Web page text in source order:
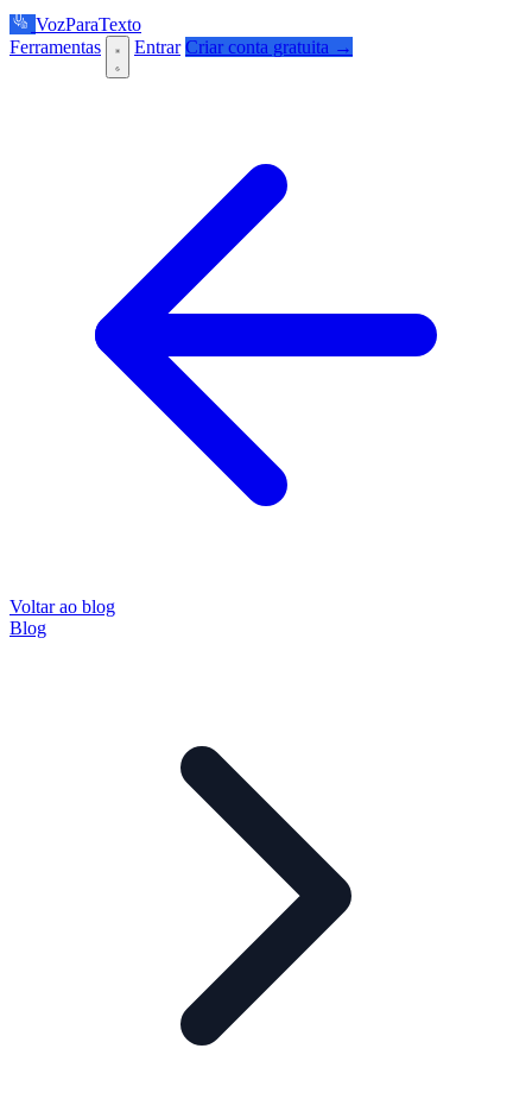
VozParaTexto
Ferramentas
Entrar Criar conta gratuita →
Voltar ao blog
Blog